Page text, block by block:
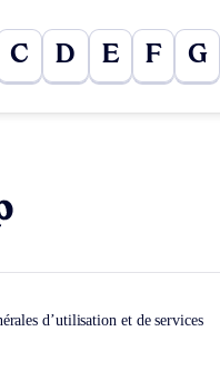
C D E F G
d’utilisation et de services